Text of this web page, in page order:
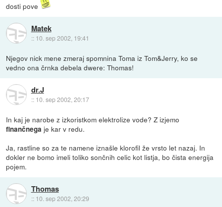
dosti pove
Matek
:: 10. sep 2002, 19:41
Njegov nick mene zmeraj spomnina Toma iz Tom&Jerry, ko se
vedno ona črnka debela dwere: Thomas!
dr.J
:: 10. sep 2002, 20:17
In kaj je narobe z izkoristkom elektrolize vode? Z izjemo
finančnega je kar v redu.
Ja, rastline so za te namene iznašle klorofil že vrsto let nazaj. In
dokler ne bomo imeli toliko sončnih celic kot listja, bo čista energija
pojem.
Thomas
:: 10. sep 2002, 20:29